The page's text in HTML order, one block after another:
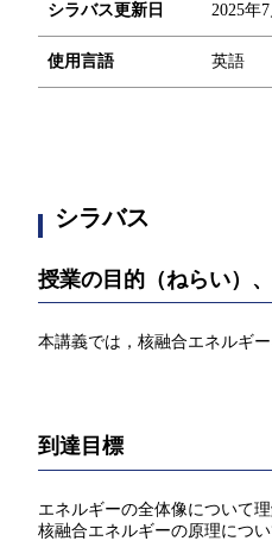
シラバス更新日 2025年
使用言語 英語
シラバス
授業の目的（ねらい）
本講義では，核融合エネルギ
到達目標
エネルギーの全体像について理
核融合エネルギーの原理につ